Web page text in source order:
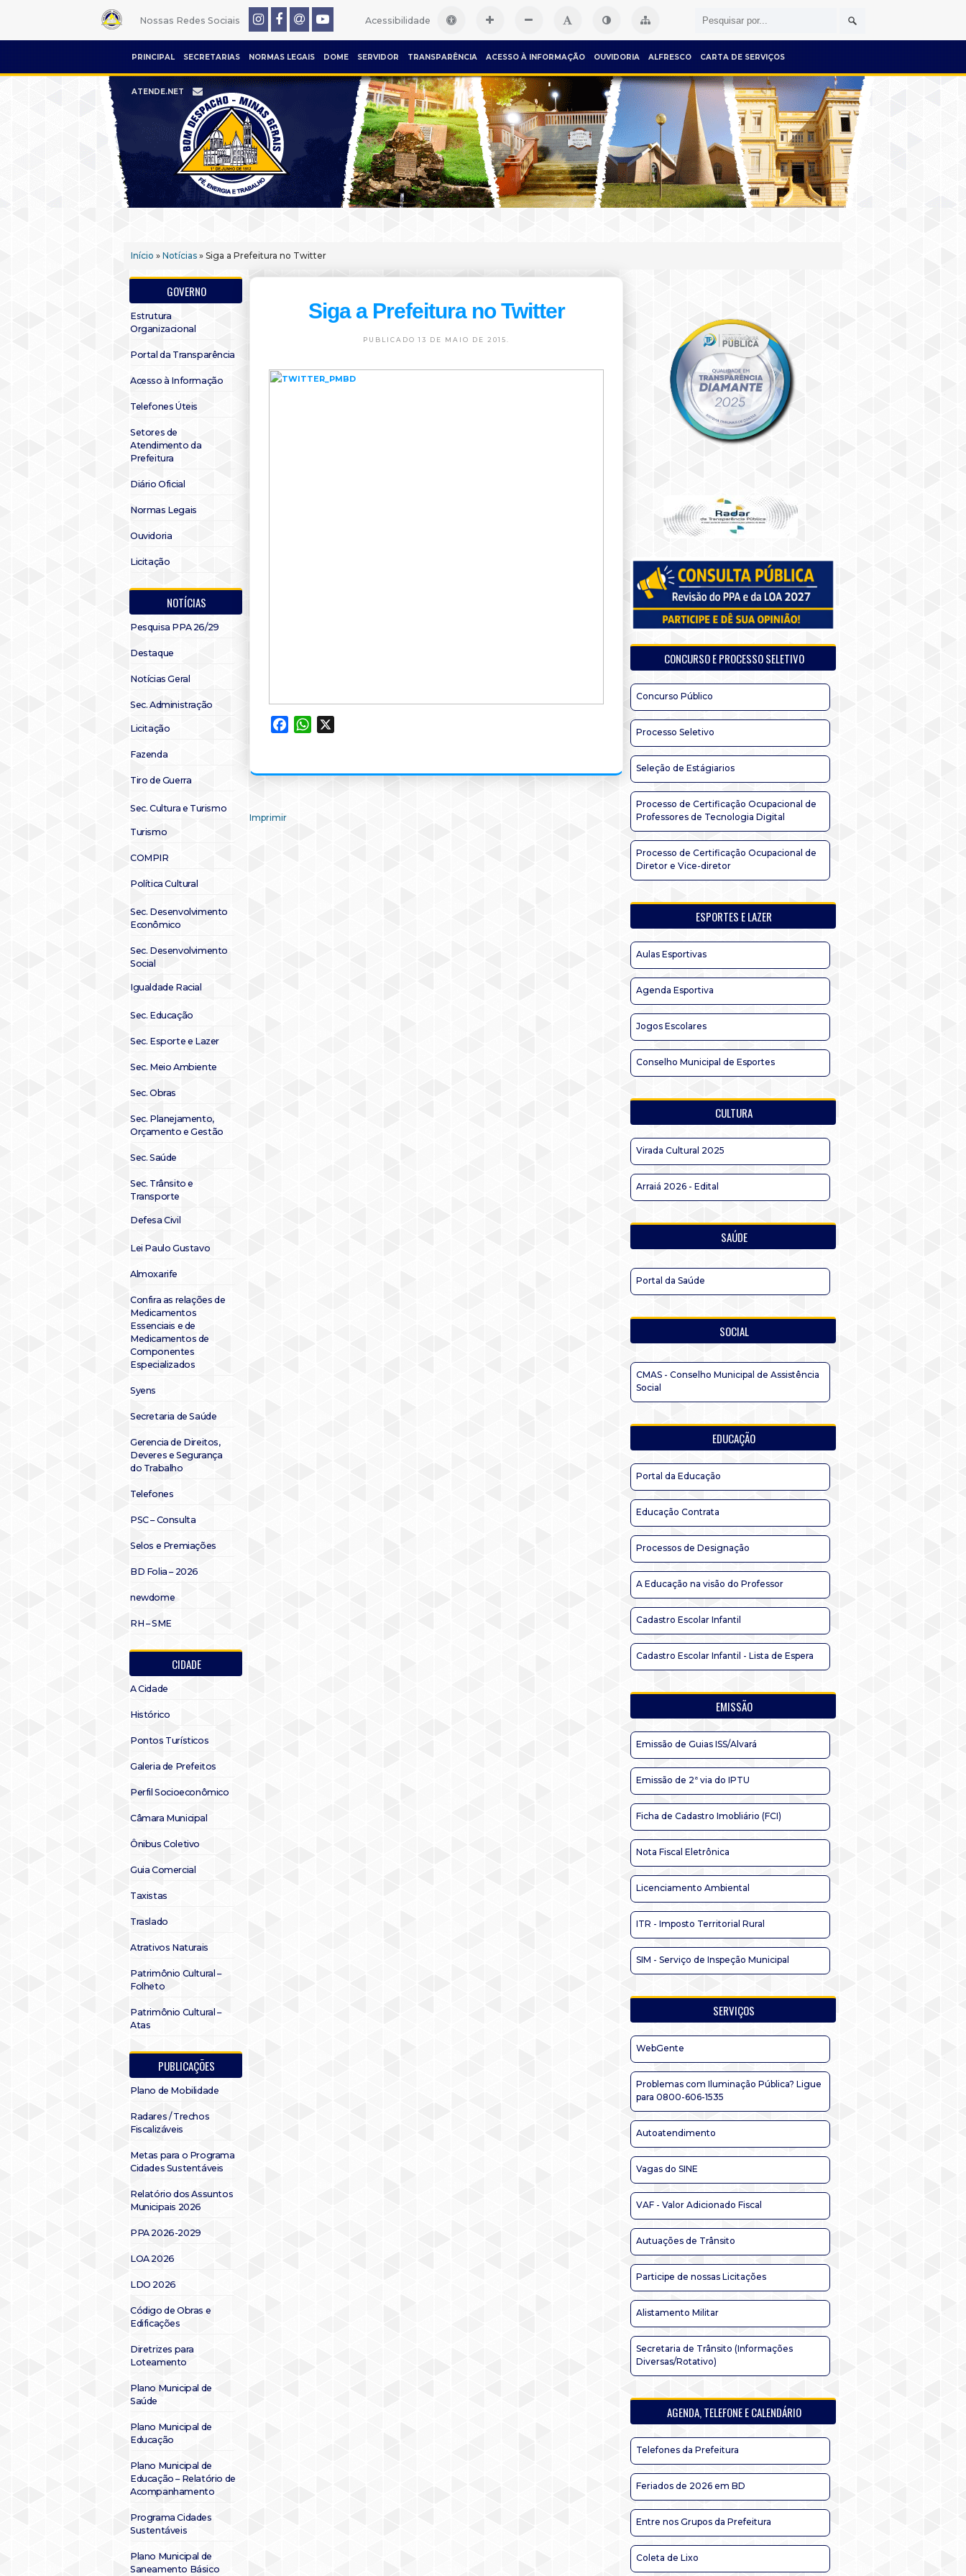
Nossas Redes Sociais Acessibilidade
PRINCIPAL SECRETARIAS NORMAS LEGAIS DOME SERVIDOR TRANSPARÊNCIA ACESSO À INFORMAÇÃO OUVIDORIA ALFRESCO CARTA DE SERVIÇOS
ATENDE.NET
Início » Notícias » Siga a Prefeitura no Twitter
GOVERNO
Estrutura
Organizacional
Portal da Transparência
Acesso à Informação
Telefones Úteis
Setores de
Atendimento da
Prefeitura
Diário Oficial
Normas Legais
Ouvidoria
Licitação
NOTÍCIAS
Pesquisa PPA 26/29
Destaque
Notícias Geral
Sec. Administração
Licitação
Fazenda
Tiro de Guerra
Sec. Cultura e Turismo
Turismo
COMPIR
Política Cultural
Sec. Desenvolvimento
Econômico
Sec. Desenvolvimento
Social
Igualdade Racial
Sec. Educação
Sec. Esporte e Lazer
Sec. Meio Ambiente
Sec. Obras
Sec. Planejamento,
Orçamento e Gestão
Sec. Saúde
Sec. Trânsito e
Transporte
Defesa Civil
Lei Paulo Gustavo
Almoxarife
Confira as relações de
Medicamentos
Essenciais e de
Medicamentos de
Componentes
Especializados
Syens
Secretaria de Saúde
Gerencia de Direitos,
Deveres e Segurança
do Trabalho
Telefones
PSC – Consulta
Selos e Premiações
BD Folia – 2026
newdome
RH – SME
CIDADE
A Cidade
Histórico
Pontos Turísticos
Galeria de Prefeitos
Perfil Socioeconômico
Câmara Municipal
Ônibus Coletivo
Guia Comercial
Taxistas
Traslado
Atrativos Naturais
Patrimônio Cultural –
Folheto
Patrimônio Cultural –
Atas
PUBLICAÇÕES
Plano de Mobilidade
Radares / Trechos
Fiscalizáveis
Metas para o Programa
Cidades Sustentáveis
Relatório dos Assuntos
Municipais 2026
PPA 2026-2029
LOA 2026
LDO 2026
Código de Obras e
Edificações
Diretrizes para
Loteamento
Plano Municipal de
Saúde
Plano Municipal de
Educação
Plano Municipal de
Educação – Relatório de
Acompanhamento
Programa Cidades
Sustentáveis
Plano Municipal de
Saneamento Básico
Siga a Prefeitura no Twitter
PUBLICADO 13 DE MAIO DE 2015.
FacebookWhatsApp
Imprimir
CONCURSO E PROCESSO SELETIVO
Concurso Público
Processo Seletivo
Seleção de Estágiarios
Processo de Certificação Ocupacional de
Professores de Tecnologia Digital
Processo de Certificação Ocupacional de
Diretor e Vice-diretor
ESPORTES E LAZER
Aulas Esportivas
Agenda Esportiva
Jogos Escolares
Conselho Municipal de Esportes
CULTURA
Virada Cultural 2025
Arraiá 2026 - Edital
SAÚDE
Portal da Saúde
SOCIAL
CMAS - Conselho Municipal de Assistência
Social
EDUCAÇÃO
Portal da Educação
Educação Contrata
Processos de Designação
A Educação na visão do Professor
Cadastro Escolar Infantil
Cadastro Escolar Infantil - Lista de Espera
EMISSÃO
Emissão de Guias ISS/Alvará
Emissão de 2ª via do IPTU
Ficha de Cadastro Imobliário (FCI)
Nota Fiscal Eletrônica
Licenciamento Ambiental
ITR - Imposto Territorial Rural
SIM - Serviço de Inspeção Municipal
SERVIÇOS
WebGente
Problemas com Iluminação Pública? Ligue
para 0800-606-1535
Autoatendimento
Vagas do SINE
VAF - Valor Adicionado Fiscal
Autuações de Trânsito
Participe de nossas Licitações
Alistamento Militar
Secretaria de Trânsito (Informações
Diversas/Rotativo)
AGENDA, TELEFONE E CALENDÁRIO
Telefones da Prefeitura
Feriados de 2026 em BD
Entre nos Grupos da Prefeitura
Coleta de Lixo